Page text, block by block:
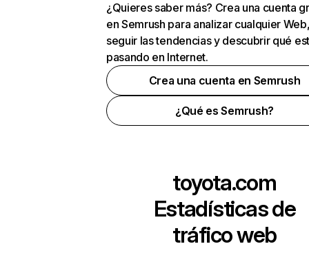
¿Quieres saber más? Crea una cuenta
en Semrush para analizar cualquier
seguir las tendencias y descubrir qué
pasando en Internet.
Crea una cuenta en Semrush
¿Qué es Semrush?
toyota.com
Estadísticas de
tráfico web